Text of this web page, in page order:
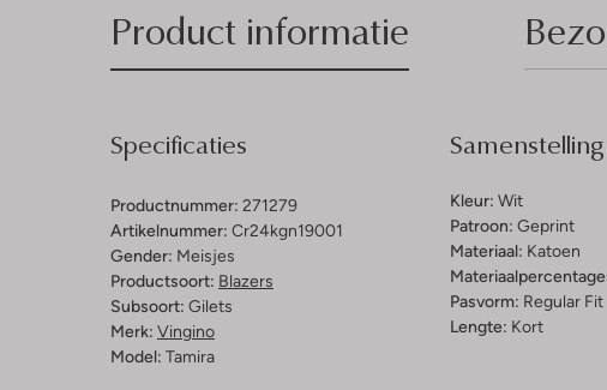
Product informatie
Specificaties
Productnummer: 271279
Artikelnummer: Cr24kgn19001
Gender: Meisjes
Productsoort: Blazers
Subsoort: Gilets
Merk: Vingino
Model: Tamira
Kleur: Wit
Patroon: Geprint
Materiaal: Katoen
Pasvorm: Regular Fit
Lengte: Kort